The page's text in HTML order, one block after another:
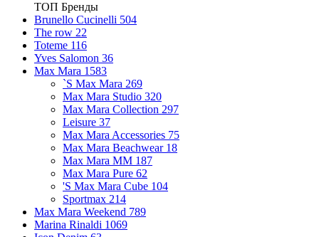
ТОП Бренды
Brunello Cucinelli 504
The row 22
Toteme 116
Yves Salomon 36
Max Mara 1583
`S Max Mara 269
Max Mara Studio 320
Max Mara Collection 297
Leisure 37
Max Mara Accessories 75
Max Mara Beachwear 18
Max Mara MM 187
Max Mara Pure 62
'S Max Mara Cube 104
Sportmax 214
Max Mara Weekend 789
Marina Rinaldi 1069